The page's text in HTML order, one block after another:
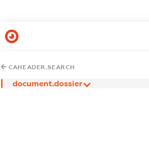
CAHEADER.SEARCH
document.dossier